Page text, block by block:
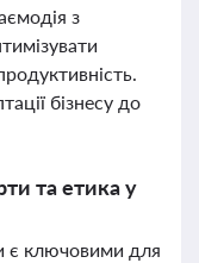
з
бізнесу до
та етика у
є ключовими для